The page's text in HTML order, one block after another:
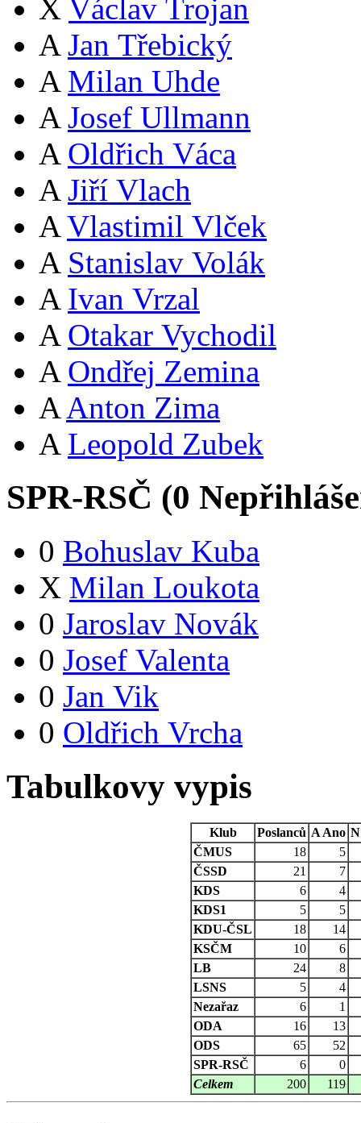
X Václav Trojan
A Jan Třebický
A Milan Uhde
A Josef Ullmann
A Oldřich Váca
A Jiří Vlach
A Vlastimil Vlček
A Stanislav Volák
A Ivan Vrzal
A Otakar Vychodil
A Ondřej Zemina
A Anton Zima
A Leopold Zubek
SPR-RSČ (0
0 Bohuslav Kuba
X Milan Loukota
0 Jaroslav Novák
0 Josef Valenta
0 Jan Vik
0 Oldřich Vrcha
Tabulkovy vypis
Klub Poslanců A Ano N
ČMUS
18
5
ČSSD
21
7
KDS
6
4
KDS1
5
5
KDU-ČSL
18
14
KSČM
10
6
LB
24
8
LSNS
5
4
Nezařaz
6
1
ODA
16
13
ODS
65
52
SPR-RSČ
6
0
Celkem
200 119